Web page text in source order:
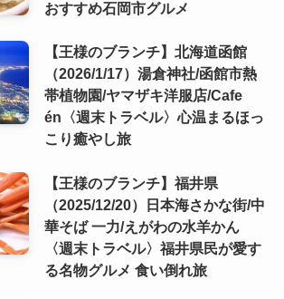
おすすめ石岡市グルメ
【王様のブランチ】北海道函館
（2026/1/17）湯倉神社/函館市熱
帯植物園/ヤマザキ洋服店/Cafe
én〈週末トラベル〉心温まるほっ
こり癒やし旅
【王様のブランチ】福井県
（2025/12/20）日本海さかな街/中
華そば 一力/えがわの水羊かん
〈週末トラベル〉福井県民が愛す
る名物グルメ 食い倒れ旅